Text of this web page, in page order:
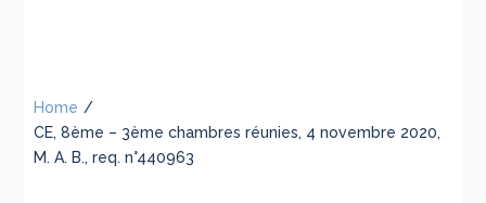
Home /
CE, 8ème – 3ème chambres réunies, 4 novembre 2020,
M. A. B., req. n°440963